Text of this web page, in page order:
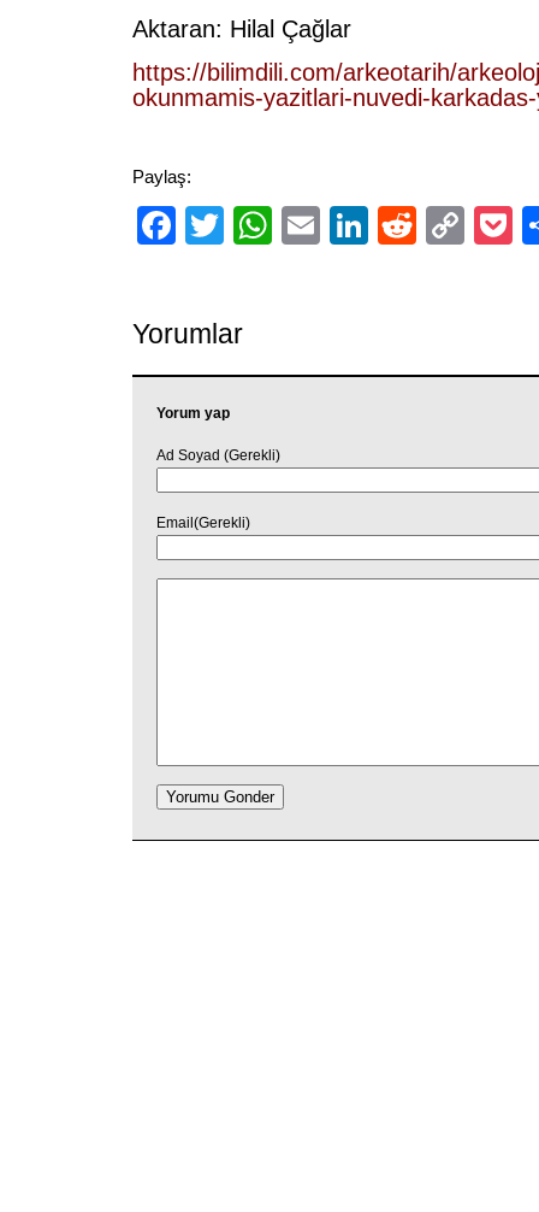
Aktaran: Hilal Çağlar
https://bilimdili.com/arkeotarih/
okunmamis-yazitlari-nuvedi-
Paylaş:
Facebook
TwitterWhatsApp
EmailLinkedIn
Reddit
Yorumlar
Yorum yap
Ad Soyad (Gerekli)
Email(Gerekli)